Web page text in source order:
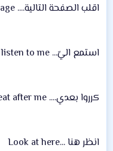
اقلب الصفحة التالية.... turn to the next page
استمع اليّ... listen to me
كرروا بعدي.... repeat after me
انظر هنا ...Look at here